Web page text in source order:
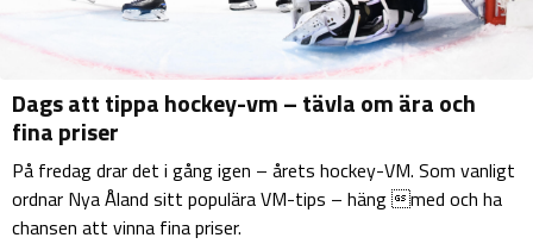
Dags att tippa hockey-vm – tävla om ära och
fina priser
På fredag drar det i gång igen – årets hockey-VM. Som vanligt
ordnar Nya Åland sitt populära VM-tips – häng med och ha
chansen att vinna fina priser.